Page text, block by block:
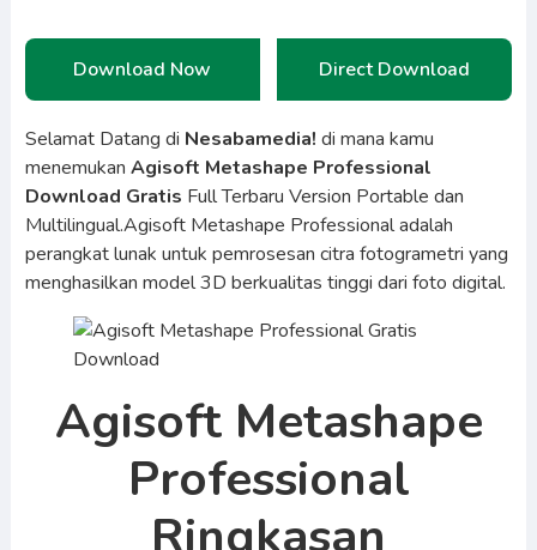
Download Now Direct Download
Selamat Datang di Nesabamedia! di mana kamu
menemukan Agisoft Metashape Professional
Download Gratis Full Terbaru Version Portable dan
Multilingual.Agisoft Metashape Professional adalah
perangkat lunak untuk pemrosesan citra fotogrametri yang
menghasilkan model 3D berkualitas tinggi dari foto digital.
Agisoft Metashape
Professional
Ringkasan